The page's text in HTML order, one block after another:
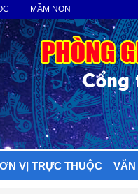
MẦM NON
VỊ TRỰC THUỘC